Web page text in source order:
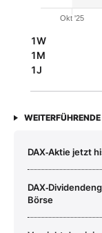
Okt '25
1W
1M
1J
DAX‑Aktie jetzt
Börse